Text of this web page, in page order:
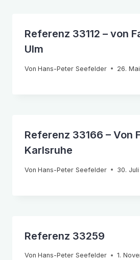
Referenz 33112 – von
Ulm
Von Hans-Peter Seefelder 26.
Referenz 33166 – Von
Karlsruhe
Von Hans-Peter Seefelder 30.
Referenz 33259
Von Hans-Peter Seefelder 1.